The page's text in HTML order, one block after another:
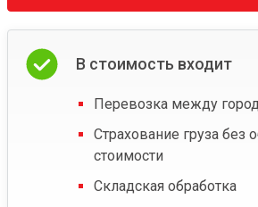
В стоимость входит
Перевозка между
Страхование груза без
стоимости
Складская обработка